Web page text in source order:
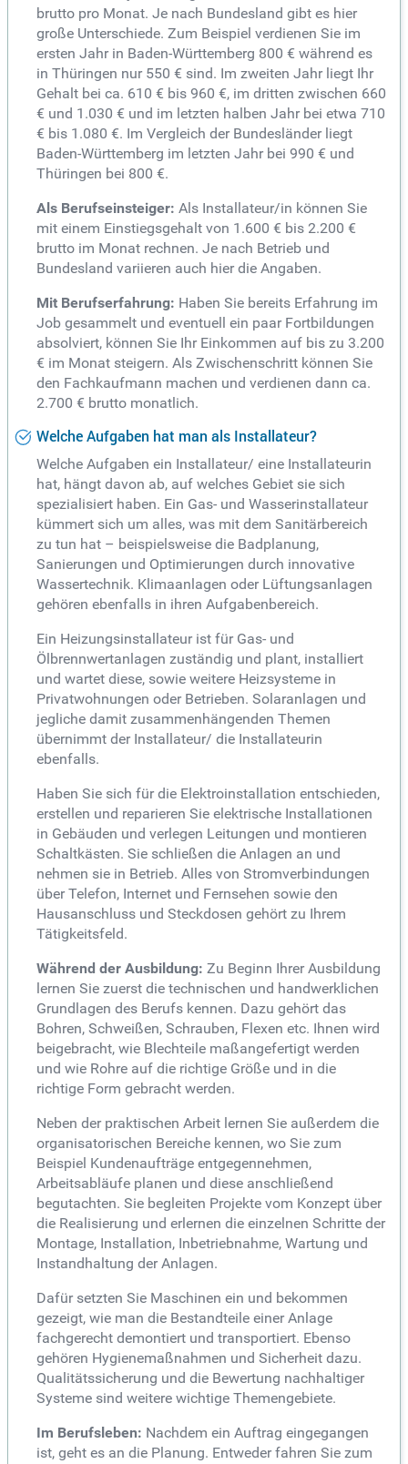
brutto pro Monat. Je nach Bundesland gibt es hier
große Unterschiede. Zum Beispiel verdienen Sie im
ersten Jahr in Baden-Württemberg 800 € während es
in Thüringen nur 550 € sind. Im zweiten Jahr liegt Ihr
Gehalt bei ca. 610 € bis 960 €, im dritten zwischen 660
€ und 1.030 € und im letzten halben Jahr bei etwa 710
€ bis 1.080 €. Im Vergleich der Bundesländer liegt
Baden-Württemberg im letzten Jahr bei 990 € und
Thüringen bei 800 €.
Als Berufseinsteiger: Als Installateur/in können Sie
mit einem Einstiegsgehalt von 1.600 € bis 2.200 €
brutto im Monat rechnen. Je nach Betrieb und
Bundesland variieren auch hier die Angaben.
Mit Berufserfahrung: Haben Sie bereits Erfahrung im
Job gesammelt und eventuell ein paar Fortbildungen
absolviert, können Sie Ihr Einkommen auf bis zu 3.200
€ im Monat steigern. Als Zwischenschritt können Sie
den Fachkaufmann machen und verdienen dann ca.
2.700 € brutto monatlich.
Welche Aufgaben hat man als Installateur?
Welche Aufgaben ein Installateur/ eine Installateurin
hat, hängt davon ab, auf welches Gebiet sie sich
spezialisiert haben. Ein Gas- und Wasserinstallateur
kümmert sich um alles, was mit dem Sanitärbereich
zu tun hat – beispielsweise die Badplanung,
Sanierungen und Optimierungen durch innovative
Wassertechnik. Klimaanlagen oder Lüftungsanlagen
gehören ebenfalls in ihren Aufgabenbereich.
Ein Heizungsinstallateur ist für Gas- und
Ölbrennwertanlagen zuständig und plant, installiert
und wartet diese, sowie weitere Heizsysteme in
Privatwohnungen oder Betrieben. Solaranlagen und
jegliche damit zusammenhängenden Themen
übernimmt der Installateur/ die Installateurin
ebenfalls.
Haben Sie sich für die Elektroinstallation entschieden,
erstellen und reparieren Sie elektrische Installationen
in Gebäuden und verlegen Leitungen und montieren
Schaltkästen. Sie schließen die Anlagen an und
nehmen sie in Betrieb. Alles von Stromverbindungen
über Telefon, Internet und Fernsehen sowie den
Hausanschluss und Steckdosen gehört zu Ihrem
Tätigkeitsfeld.
Während der Ausbildung: Zu Beginn Ihrer Ausbildung
lernen Sie zuerst die technischen und handwerklichen
Grundlagen des Berufs kennen. Dazu gehört das
Bohren, Schweißen, Schrauben, Flexen etc. Ihnen wird
beigebracht, wie Blechteile maßangefertigt werden
und wie Rohre auf die richtige Größe und in die
richtige Form gebracht werden.
Neben der praktischen Arbeit lernen Sie außerdem die
organisatorischen Bereiche kennen, wo Sie zum
Beispiel Kundenaufträge entgegennehmen,
Arbeitsabläufe planen und diese anschließend
begutachten. Sie begleiten Projekte vom Konzept über
die Realisierung und erlernen die einzelnen Schritte der
Montage, Installation, Inbetriebnahme, Wartung und
Instandhaltung der Anlagen.
Dafür setzten Sie Maschinen ein und bekommen
gezeigt, wie man die Bestandteile einer Anlage
fachgerecht demontiert und transportiert. Ebenso
gehören Hygienemaßnahmen und Sicherheit dazu.
Qualitätssicherung und die Bewertung nachhaltiger
Systeme sind weitere wichtige Themengebiete.
Im Berufsleben: Nachdem ein Auftrag eingegangen
ist, geht es an die Planung. Entweder fahren Sie zum